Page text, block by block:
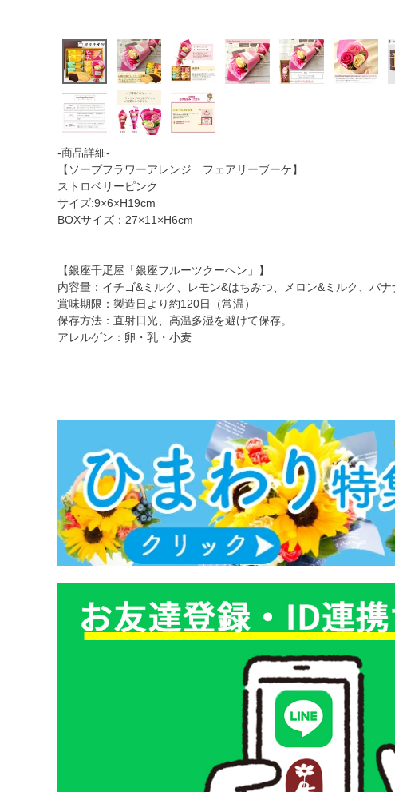
-商品詳細-
【ソープフラワーアレンジ フェアリーブーケ】
ストロベリーピンク
サイズ:9×6×H19cm
BOXサイズ：27×11×H6cm
【銀座千疋屋「銀座フルーツクーヘン」】
内容量：イチゴ&ミルク、レモン&はちみつ、メロン&ミルク、バ
賞味期限：製造日より約120日（常温）
保存方法：直射日光、高温多湿を避けて保存。
アレルゲン：卵・乳・小麦